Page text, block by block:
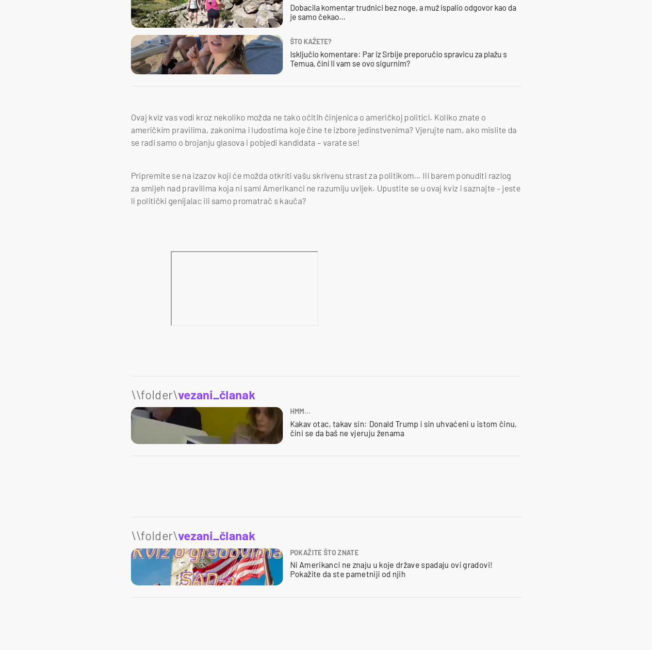
Dobacila komentar trudnici bez noge, a muž ispalio odgovor kao da
je samo čekao…
ŠTO KAŽETE?
Isključio komentare: Par iz Srbije preporučio spravicu za plažu s
Temua, čini li vam se ovo sigurnim?
Ovaj kviz vas vodi kroz nekoliko možda ne tako očitih činjenica o američkoj politici. Koliko znate o
američkim pravilima, zakonima i ludostima koje čine te izbore jedinstvenima? Vjerujte nam, ako mislite da
se radi samo o brojanju glasova i pobjedi kandidata – varate se!
Pripremite se na izazov koji će možda otkriti vašu skrivenu strast za politikom… Ili barem ponuditi razlog
za smijeh nad pravilima koja ni sami Amerikanci ne razumiju uvijek. Upustite se u ovaj kviz i saznajte – jeste
li politički genijalac ili samo promatrač s kauča?
\\folder\vezani_članak
HMM…
Kakav otac, takav sin: Donald Trump i sin uhvaćeni u istom činu,
čini se da baš ne vjeruju ženama
\\folder\vezani_članak
POKAŽITE ŠTO ZNATE
Ni Amerikanci ne znaju u koje države spadaju ovi gradovi!
Pokažite da ste pametniji od njih